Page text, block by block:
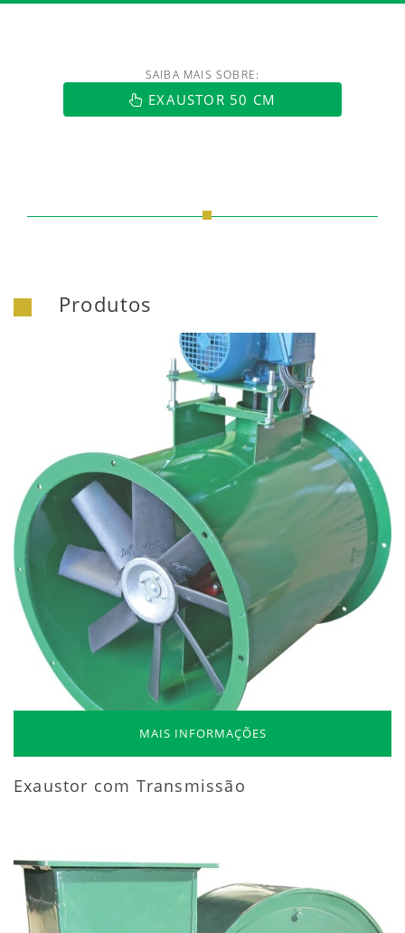
https://www.luftmaxi.com.br/
SAIBA MAIS SOBRE:
EXAUSTOR 50 CM
Produtos
MAIS INFORMAÇÕES
Exaustor com Transmissão